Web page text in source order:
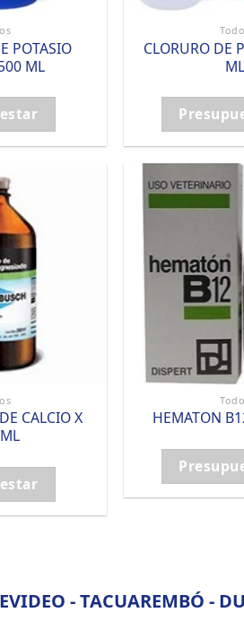
POTASIO
ML
CLORURO DE
ML
CALCIO X
HEMATON
- TACUAREMBÓ -